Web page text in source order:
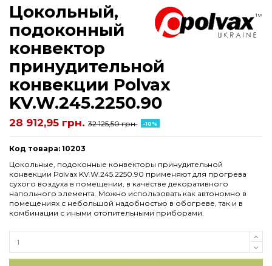
Цокольный,
подоконный
конвектор
принудительной
конвекции Polvax
KV.W.245.2250.90
28 912,95 грн. 32 125,50 грн. -10%
Код товара: 10203
Цокольные, подоконные конвекторы принудительной
конвекции Polvax KV.W.245.2250.90 применяют для прогрева
сухого воздуха в помещении, в качестве декоративного
напольного элемента. Можно использовать как автономно в
помещениях с небольшой надобностью в обогреве, так и в
комбинации с иными отопительными приборами.